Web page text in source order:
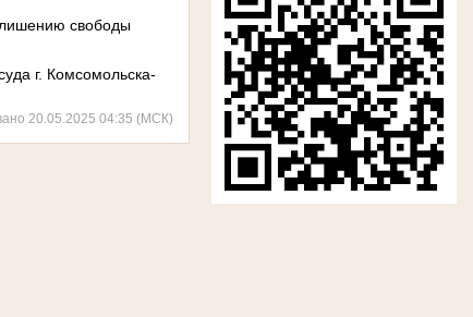
свободы
г. Комсомольска-
20.05.2025 04:35 (МСК)